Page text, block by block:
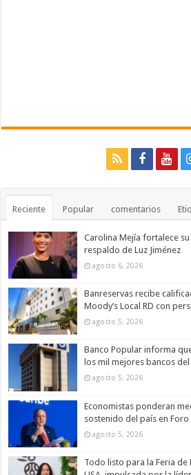
Reciente Popular comentarios
Carolina Mejía fortalece su
respaldo de Luz Jiménez
agosto 6, 2026
Banreservas recibe
Moody’s Local RD con
agosto 5, 2026
Banco Popular informa
los mil mejores bancos
agosto 5, 2026
Economistas ponderan
sostenido del país en Foro
agosto 5, 2026
Todo listo para la Feria